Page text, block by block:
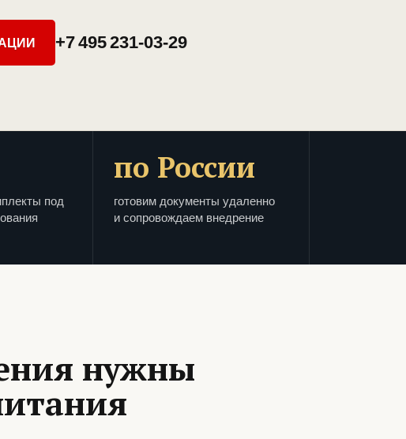
+7 495 231-03-29
под
по России
готовим документы удаленно
и сопровождаем внедрение
нужны